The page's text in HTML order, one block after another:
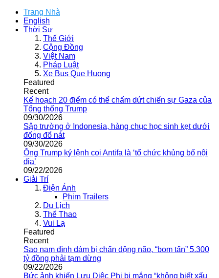
Trang Nhà
English
Thời Sự
Thế Giới
Cộng Đồng
Việt Nam
Pháp Luật
Xe Bus Que Huong
Featured
Recent
Kế hoạch 20 điểm có thể chấm dứt chiến sự Gaza của
Tổng thống Trump
09/30/2026
Sập trường ở Indonesia, hàng chục học sinh kẹt dưới
đống đổ nát
09/30/2026
Ông Trump ký lệnh coi Antifa là ‘tổ chức khủng bố nội
địa’
09/22/2026
Giải Trí
Điện Ảnh
Phim Trailers
Du Lịch
Thể Thao
Vui Lạ
Featured
Recent
Sao nam đình đám bị chấn động não, “bom tấn” 5.300
tỷ đồng phải tạm dừng
09/22/2026
Bức ảnh khiến Lưu Diệc Phi bị mắng “không biết xấu